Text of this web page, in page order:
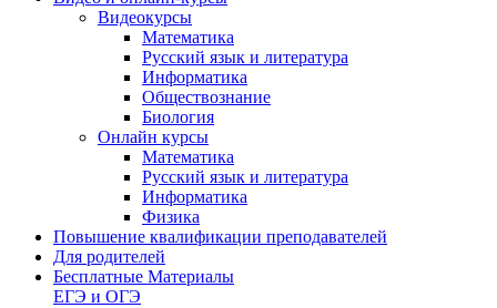
Видеокурсы
Математика
Русский язык и литература
Информатика
Обществознание
Биология
Онлайн курсы
Математика
Русский язык и литература
Информатика
Физика
Повышение квалификации преподавателей
Для родителей
Бесплатные Материалы
ЕГЭ и ОГЭ